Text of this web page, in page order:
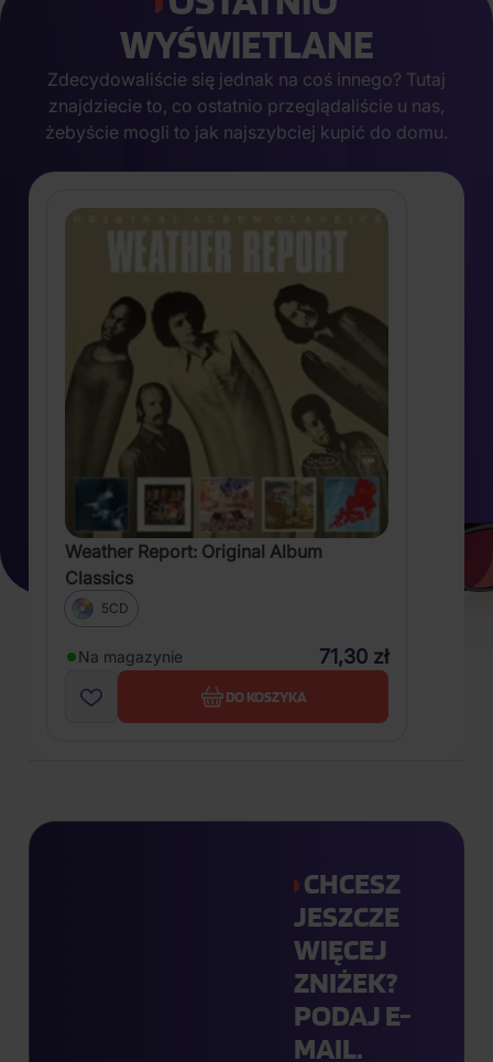
WYŚWIETLANE
Zdecydowaliście się jednak na coś innego? Tutaj
znajdziecie to, co ostatnio przeglądaliście u nas,
żebyście mogli to jak najszybciej kupić do domu.
Weather Report: Original Album
Classics
5CD
Na magazynie 71,30 zł
DO KOSZYKA
CHCESZ
JESZCZE
WIĘCEJ
ZNIŻEK?
PODAJ E-
MAIL.